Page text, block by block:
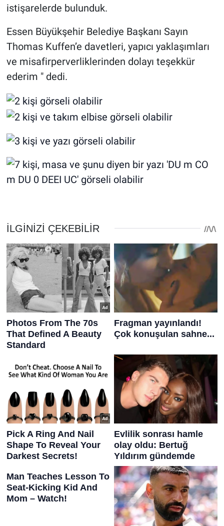
istişarelerde bulunduk.
Essen Büyükşehir Belediye Başkanı Sayın
Thomas Kuffen’e davetleri, yapıcı yaklaşımları
ve misafirperverliklerinden dolayı teşekkür
ederim " dedi.